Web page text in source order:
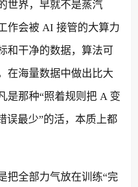
世界，早就不是蒸汽
作会被 AI 接管的大算力
和干净的数据，算法可
在海量数据中做出比大
是那种“照着规则把 A 变
误最少”的活，本质上都
把全部力气放在训练“完